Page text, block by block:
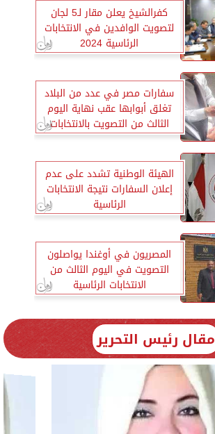
كفرالشيخ يعلن مقار لـ5 لجان
لتصويت الوافدين في الانتخابات
الرئاسية 2024
سفارات مصر في عدد من البلاد
تغلق أبوابها عقب نهاية اليوم
الثالث من التصويت بالانتخابات
الرئاسية
الهيئة الوطنية تشدد على عدم
إعلان السفارات نتيجة الانتخابات
الرئاسية
المصريون في أوغندا يواصلون
التصويت في اليوم الثالث من
الانتخابات الرئاسية
مقال رئيس التحرير